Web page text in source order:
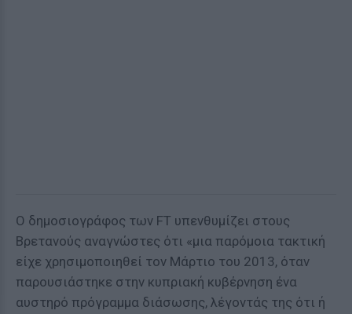
Ο δημοσιογράφος των FT υπενθυμίζει στους
Βρετανούς αναγνώστες ότι «μια παρόμοια τακτική
είχε χρησιμοποιηθεί τον Μάρτιο του 2013, όταν
παρουσιάστηκε στην κυπριακή κυβέρνηση ένα
αυστηρό πρόγραμμα διάσωσης, λέγοντάς της ότι ή